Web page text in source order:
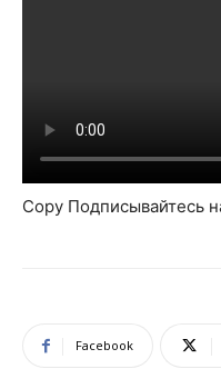
Copy Подписывайтесь
Facebook